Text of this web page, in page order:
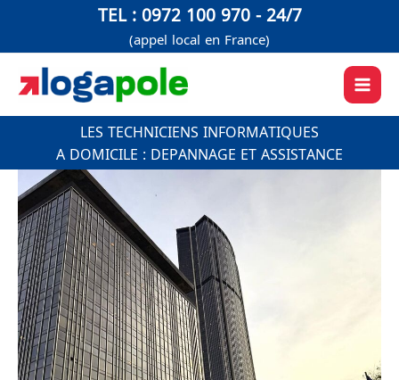
contenu
TEL : 0972 100 970 - 24/7
(appel local en France)
LES TECHNICIENS INFORMATIQUES
A DOMICILE : DEPANNAGE ET ASSISTANCE